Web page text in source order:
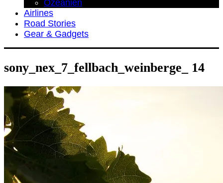
Ozeanien
Airlines
Road Stories
Gear & Gadgets
sony_nex_7_fellbach_weinberge_ 14